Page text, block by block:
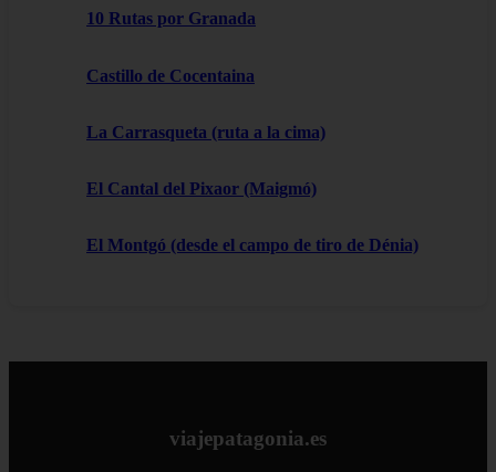
10 Rutas por Granada
Castillo de Cocentaina
La Carrasqueta (ruta a la cima)
El Cantal del Pixaor (Maigmó)
El Montgó (desde el campo de tiro de Dénia)
viajepatagonia.es